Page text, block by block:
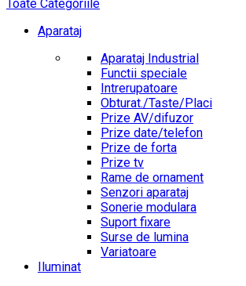
Toate Categoriile
Aparataj
Aparataj Industrial
Functii speciale
Intrerupatoare
Obturat./Taste/Placi
Prize AV/difuzor
Prize date/telefon
Prize de forta
Prize tv
Rame de ornament
Senzori aparataj
Sonerie modulara
Suport fixare
Surse de lumina
Variatoare
Iluminat